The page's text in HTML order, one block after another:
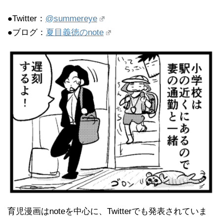
●Twitter： @summereye
●ブログ： 夏目義徳のnote
育児漫画はnoteを中心に、Twitterでも発表されていま